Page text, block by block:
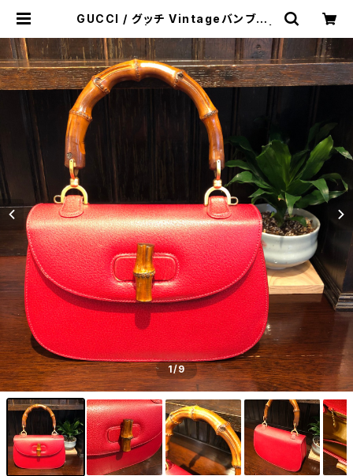
GUCCI / グッチ Vintageバンブー2
新宿区神楽坂のリサイクルショップ・
古着
1/9